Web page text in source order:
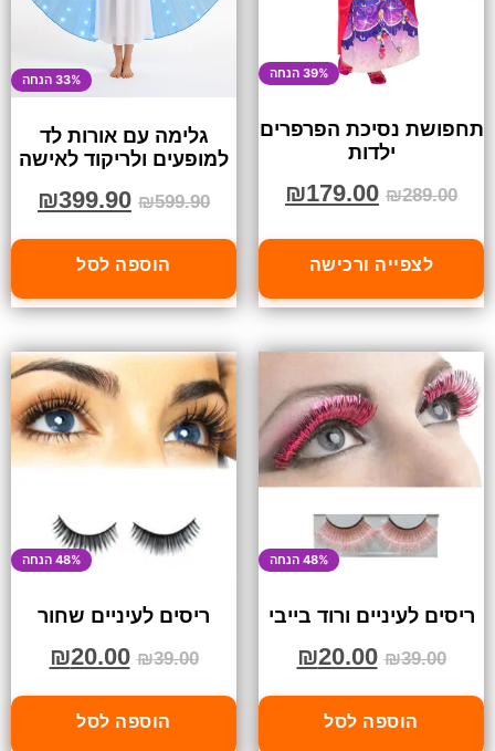
39% הנחה
תחפושת נסיכת הפרפרים
ילדות
₪289.00
₪179.00
לצפייה ורכישה
33% הנחה
גלימה עם אורות לד
למופעים ולריקוד לאישה
₪599.90
₪399.90
הוספה לסל
48% הנחה
ריסים לעיניים ורוד בייבי
₪39.00
₪20.00
הוספה לסל
48% הנחה
ריסים לעיניים שחור
₪39.00
₪20.00
הוספה לסל